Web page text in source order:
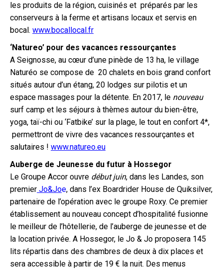
les produits de la région, cuisinés et préparés par les
conserveurs à la ferme et artisans locaux et servis en
bocal. www.bocallocal.fr
‘Natureo’ pour des vacances ressourçantes
A Seignosse, au cœur d’une pinède de 13 ha, le village
Naturéo se compose de 20 chalets en bois grand confort
situés autour d’un étang, 20 lodges sur pilotis et un
espace massages pour la détente. En 2017, le nouveau
surf camp et les séjours à thèmes autour du bien-être,
yoga, taï-chi ou ‘Fatbike’ sur la plage, le tout en confort 4*,
permettront de vivre des vacances ressourçantes et
salutaires ! www.natureo.eu
Auberge de Jeunesse du futur à Hossegor
Le Groupe Accor ouvre début juin, dans les Landes, son
premier Jo&Joe, dans l’ex Boardrider House de Quiksilver,
partenaire de l’opération avec le groupe Roxy. Ce premier
établissement au nouveau concept d’hospitalité fusionne
le meilleur de l’hôtellerie, de l’auberge de jeunesse et de
la location privée. A Hossegor, le Jo & Jo proposera 145
lits répartis dans des chambres de deux à dix places et
sera accessible à partir de 19 € la nuit. Des menus